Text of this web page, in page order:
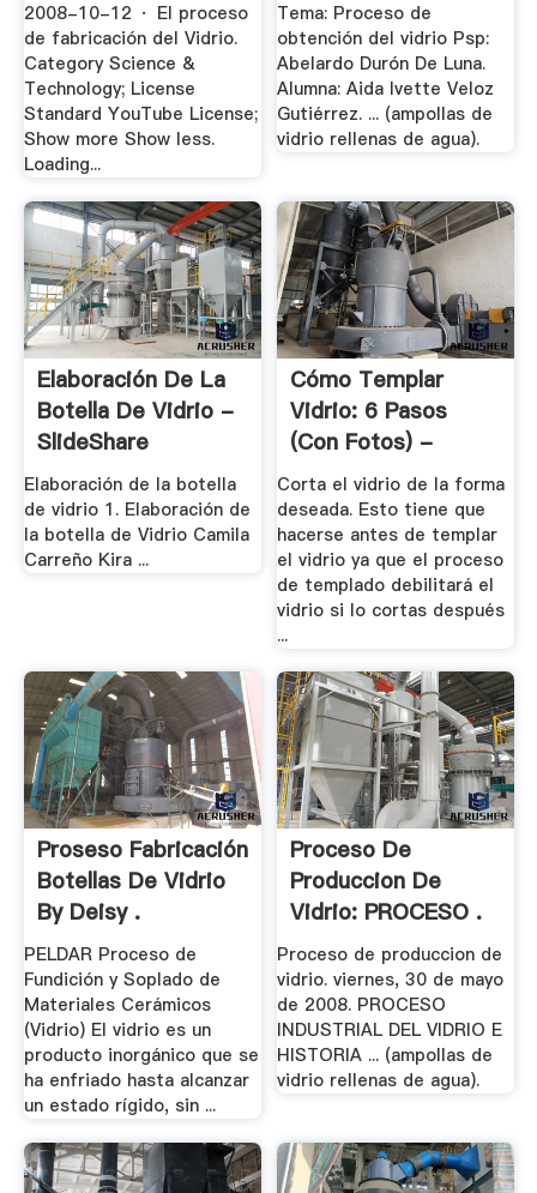
2008-10-12 · El proceso
de fabricación del Vidrio.
Category Science &
Technology; License
Standard YouTube License;
Show more Show less.
Loading...
Tema: Proceso de
obtención del vidrio Psp:
Abelardo Durón De Luna.
Alumna: Aida Ivette Veloz
Gutiérrez. ... (ampollas de
vidrio rellenas de agua).
Elaboración De La
Botella De Vidrio -
SlideShare
Elaboración de la botella
de vidrio 1. Elaboración de
la botella de Vidrio Camila
Carreño Kira ...
Cómo Templar
Vidrio: 6 Pasos
(con Fotos) -
WikiHow
Corta el vidrio de la forma
deseada. Esto tiene que
hacerse antes de templar
el vidrio ya que el proceso
de templado debilitará el
vidrio si lo cortas después
...
Proseso Fabricación
Botellas De Vidrio
By Deisy .
PELDAR Proceso de
Fundición y Soplado de
Materiales Cerámicos
(Vidrio) El vidrio es un
producto inorgánico que se
ha enfriado hasta alcanzar
un estado rígido, sin ...
Proceso De
Produccion De
Vidrio: PROCESO .
Proceso de produccion de
vidrio. viernes, 30 de mayo
de 2008. PROCESO
INDUSTRIAL DEL VIDRIO E
HISTORIA ... (ampollas de
vidrio rellenas de agua).